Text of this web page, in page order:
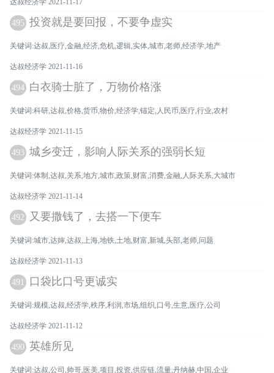
达叔经济学 2021-11-17
495 投资就是要回报，不要争虚实
关键词:达叔,医疗,金融,经济,危机,逻辑,实体,城市,老师,经济学,地产
达叔经济学 2021-11-16
494 白衣骑士脏了，万物价格涨
关键词:科研,达叔,价格,货币,物价,经济学,锚定,人民币,医疗,行业,农村
达叔经济学 2021-11-15
493 城乡变迁，影响人际关系的强弱长短
关键词:体制,达叔,关系,地方,城市,政策,财富,消费,金融,人际关系,大城市
达叔经济学 2021-11-14
492 又要撒钱了，去搭一下便车
关键词:城市,达婶,达叔,上海,地铁,土地,财富,新城,头部,老师,问题
达叔经济学 2021-11-13
491 口袋比口号更诚实
关键词:规模,达叔,经济学,秩序,利润,市场,组织,口号,生意,医疗,公司
达叔经济学 2021-11-12
490 英雄所见
关键词:达叔,公司,帅哥,医美,项目,投资,供应链,流量,丹纳赫,中国,企业